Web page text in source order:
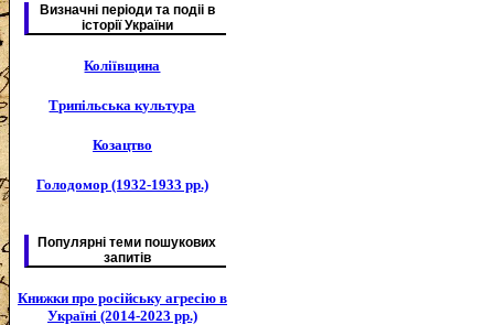
Визначні періоди та подіі в
історії України
Коліївщина
Трипільська культура
Козацтво
Голодомор (1932-1933 рр.)
Популярні теми пошукових
запитів
Книжки про російську агресію в
Україні (2014-2023 рр.)